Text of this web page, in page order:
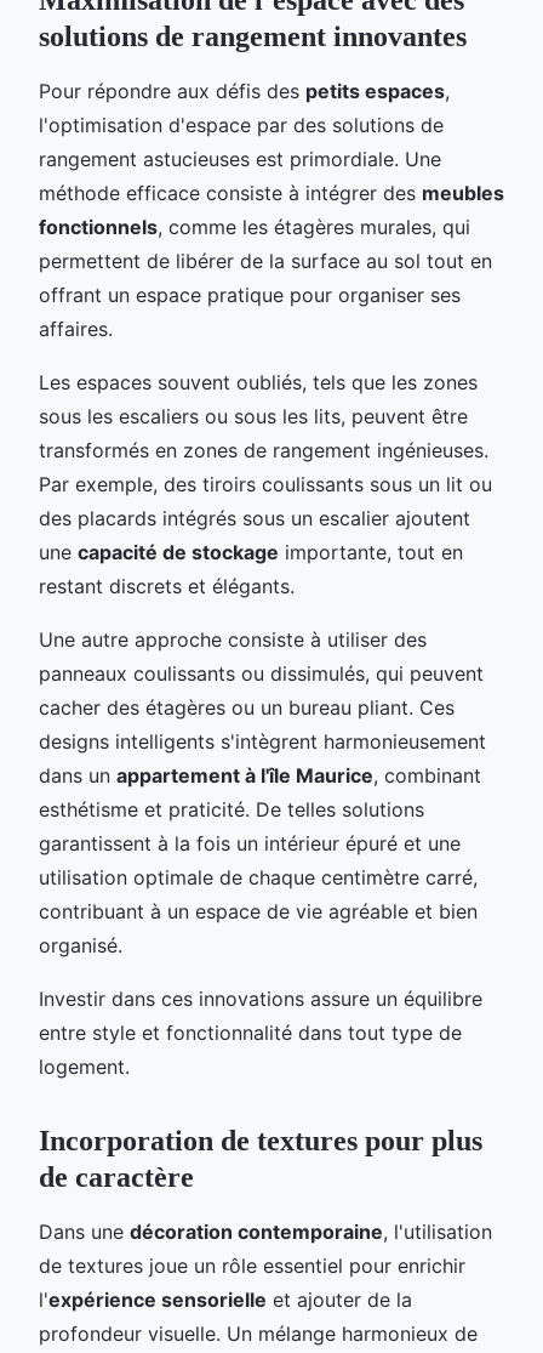
solutions de rangement innovantes
Pour répondre aux défis des petits espaces,
l'optimisation d'espace par des solutions de
rangement astucieuses est primordiale. Une
méthode efficace consiste à intégrer des meubles
fonctionnels, comme les étagères murales, qui
permettent de libérer de la surface au sol tout en
offrant un espace pratique pour organiser ses
affaires.
Les espaces souvent oubliés, tels que les zones
sous les escaliers ou sous les lits, peuvent être
transformés en zones de rangement ingénieuses.
Par exemple, des tiroirs coulissants sous un lit ou
des placards intégrés sous un escalier ajoutent
une capacité de stockage importante, tout en
restant discrets et élégants.
Une autre approche consiste à utiliser des
panneaux coulissants ou dissimulés, qui peuvent
cacher des étagères ou un bureau pliant. Ces
designs intelligents s'intègrent harmonieusement
dans un appartement à l'île Maurice, combinant
esthétisme et praticité. De telles solutions
garantissent à la fois un intérieur épuré et une
utilisation optimale de chaque centimètre carré,
contribuant à un espace de vie agréable et bien
organisé.
Investir dans ces innovations assure un équilibre
entre style et fonctionnalité dans tout type de
logement.
Incorporation de textures pour plus
de caractère
Dans une décoration contemporaine, l'utilisation
de textures joue un rôle essentiel pour enrichir
l'expérience sensorielle et ajouter de la
profondeur visuelle. Un mélange harmonieux de